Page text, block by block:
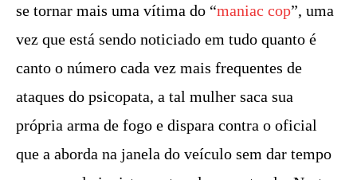
se tornar mais uma vítima do “maniac cop”, uma
vez que está sendo noticiado em tudo quanto é
canto o número cada vez mais frequentes de
ataques do psicopata, a tal mulher saca sua
própria arma de fogo e dispara contra o oficial
que a aborda na janela do veículo sem dar tempo